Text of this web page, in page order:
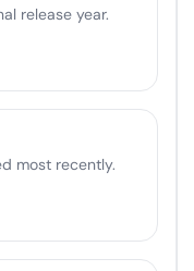
release year.
most recently.